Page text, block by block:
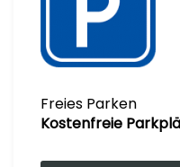
Freies Parken
Kostenfreie